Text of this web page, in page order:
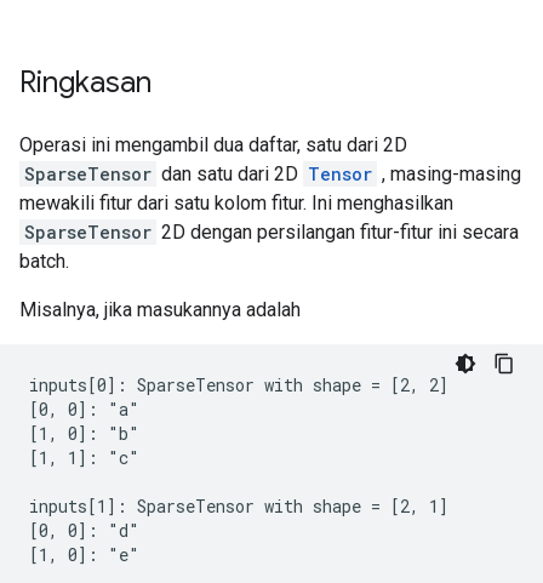
Ringkasan
Operasi ini mengambil dua daftar, satu dari 2D
SparseTensor dan satu dari 2D Tensor , masing-masing
mewakili fitur dari satu kolom fitur. Ini menghasilkan
SparseTensor 2D dengan persilangan fitur-fitur ini secara
batch.
Misalnya, jika masukannya adalah
inputs[0]: SparseTensor with shape = [2, 2]
[0, 0]: "a"
[1, 0]: "b"
[1, 1]: "c"
inputs[1]: SparseTensor with shape = [2, 1]
[0, 0]: "d"
[1, 0]: "e"